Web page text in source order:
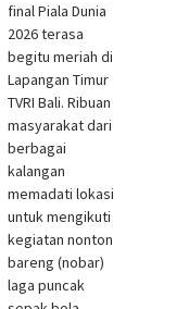
final Piala Dunia
2026 terasa
begitu meriah di
Lapangan Timur
TVRI Bali. Ribuan
masyarakat dari
berbagai
kalangan
memadati lokasi
untuk mengikuti
kegiatan nonton
bareng (nobar)
laga puncak